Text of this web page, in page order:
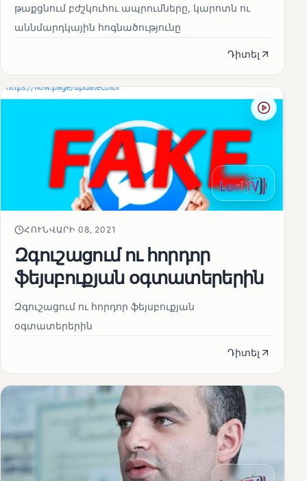
թաքցնում բժշկուհու ապրումները, կարոտն ու
աննմարդկային հոգնածությունը
Դիտել
ՀՈՒՆՎԱՐԻ 08, 2021
Զգուշացում ու հորդոր
ֆեյսբուքյան օգտատերերին
Զգուշացում ու հորդոր ֆեյսբուքյան
օգտատերերին
Դիտել